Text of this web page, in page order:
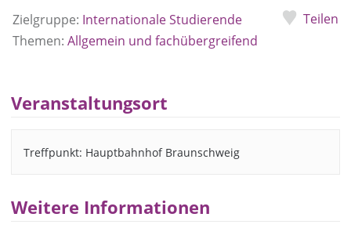
Zielgruppe: Internationale Studierende
Themen: Allgemein und fachübergreifend
Teilen
Veranstaltungsort
Treffpunkt: Hauptbahnhof Braunschweig
Weitere Informationen